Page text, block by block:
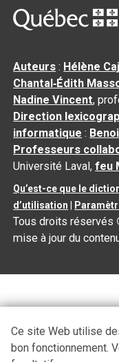
Auteurs : Hélène
Chantal‑Édith
Nadine Vincent,
Direction
informatique :
Professeurs
Université Laval,feu
Qu’est-ce que le
d’utilisation
Tous droits réservés
mise à jour du
Ce site Web utilise
bon fonctionnement.